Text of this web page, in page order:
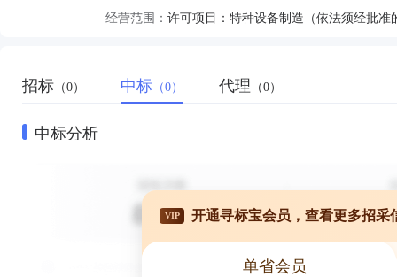
经营范围：
招标 （0） 中标 （0） 代理 （0）
中标分析
VIP 开通寻标宝会员，查看更多招采
单省会员